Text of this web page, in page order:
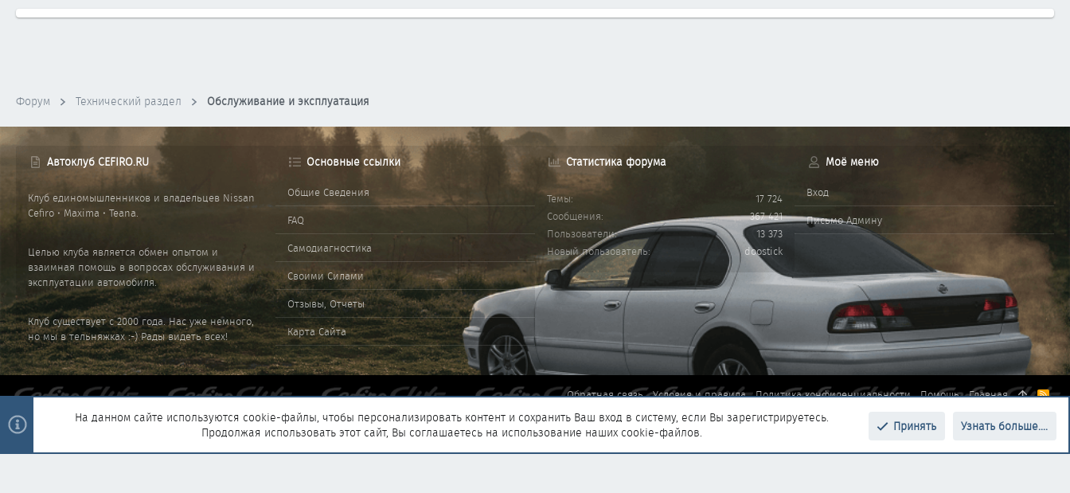
Форум Технический раздел Обслуживание и эксплуатация
Автоклуб CEFIRO.RU
Клуб единомышленников и владельцев Nissan
Cefiro • Maxima • Teana.
Целью клуба является обмен опытом и
взаимная помощь в вопросах обслуживания и
эксплуатации автомобиля.
Клуб существует с 2000 года. Нас уже немного,
но мы в тельняжках :-) Рады видеть всех!
Основные ссылки
Общие Сведения
FAQ
Самодиагностика
Своими Силами
Отзывы, Отчеты
Карта Сайта
Статистика форума
Темы
17 724
Сообщения
367 421
Пользователи
13 373
Новый пользователь
doostick
Моё меню
Вход
Письмо Админу
Обратная связь Условия и правила Политика конфиденциальности Помощь Главная
R
Community platform by XenForo © 2010-2025 XenForo Ltd. |Style and add-ons by ThemeHouse Перевод от Jumuro®
На данном сайте используются cookie-файлы, чтобы персонализировать контент и сохранить Ваш вход в систему, если Вы зарегистрируетесь.
Продолжая использовать этот сайт, Вы соглашаетесь на использование наших cookie-файлов.
Принять Узнать больше....